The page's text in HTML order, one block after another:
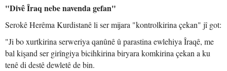
"Divê Îraq nebe navenda gefan"
Serokê Herêma Kurdistanê li ser mijara "kontrolkirina çekan" jî got:
"Ji bo xurtkirina serweriya qanûnê û parastina ewlehiya Îraqê, me
bal kişand ser girîngiya bicihkirina biryara komkirina çekan a ku
tenê di destê dewletê de bin.